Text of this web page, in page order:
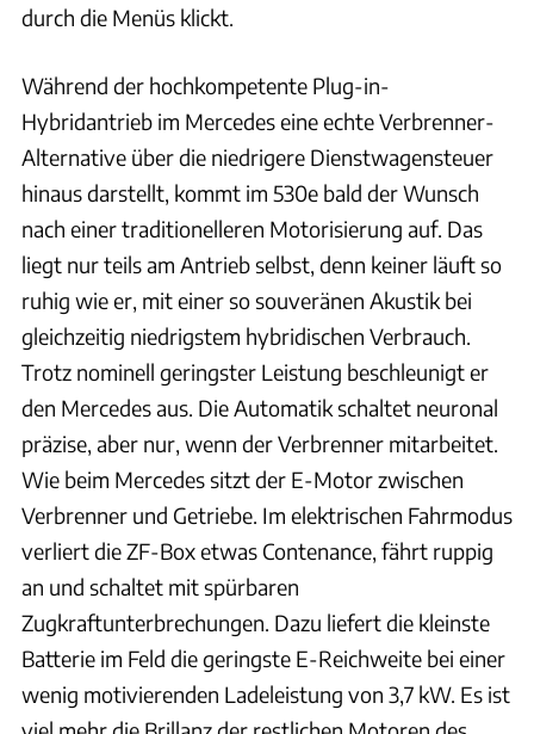
durch die Menüs klickt.
Während der hochkompetente Plug-in-
Hybridantrieb im Mercedes eine echte Verbrenner-
Alternative über die niedrigere Dienstwagensteuer
hinaus darstellt, kommt im 530e bald der Wunsch
nach einer traditionelleren Motorisierung auf. Das
liegt nur teils am Antrieb selbst, denn keiner läuft so
ruhig wie er, mit einer so souveränen Akustik bei
gleichzeitig niedrigstem hybridischen Verbrauch.
Trotz nominell geringster Leistung beschleunigt er
den Mercedes aus. Die Automatik schaltet neuronal
präzise, aber nur, wenn der Verbrenner mitarbeitet.
Wie beim Mercedes sitzt der E-Motor zwischen
Verbrenner und Getriebe. Im elektrischen Fahrmodus
verliert die ZF-Box etwas Contenance, fährt ruppig
an und schaltet mit spürbaren
Zugkraftunterbrechungen. Dazu liefert die kleinste
Batterie im Feld die geringste E-Reichweite bei einer
wenig motivierenden Ladeleistung von 3,7 kW. Es ist